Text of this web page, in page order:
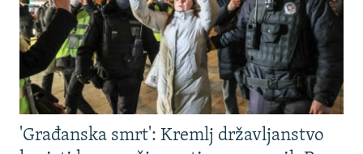
'Građanska smrt': Kremlj državljanstvo